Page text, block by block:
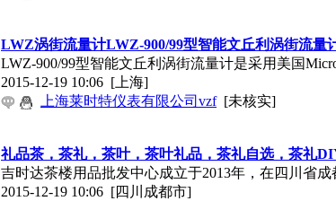
LWZ涡街流量计LWZ-900/99型智能文丘利涡街流量
LWZ-900/99型智能文丘利涡街流量计是采用美国
2015-12-19 10:06 [上海]
上海莱时特仪表有限公司vzf [未核实]
礼品茶，茶礼，茶叶，茶叶礼品，茶礼自选，茶礼
吉时达茶楼用品批发中心成立于2013年，在四川省
2015-12-19 10:06 [四川成都市]